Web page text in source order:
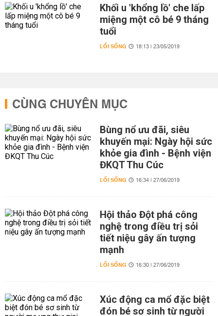
Khối u 'khổng lồ' che lấp
miệng một cô bé 9 tháng
tuổi
LỐI SỐNG 18:13 | 23/05/2019
CÙNG CHUYÊN MỤC
Bùng nổ ưu đãi, siêu
khuyến mại: Ngày hội sức
khỏe gia đình - Bệnh viện
ĐKQT Thu Cúc
LỐI SỐNG 16:34 | 27/06/2019
Hội thảo Đột phá công
nghệ trong điều trị sỏi
tiết niệu gây ấn tượng
mạnh
LỐI SỐNG 16:30 | 27/06/2019
Xúc động ca mổ đặc biệt
đón bé sơ sinh từ người